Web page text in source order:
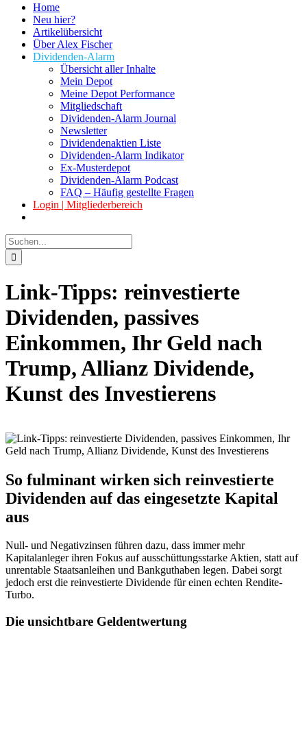
Home
Neu hier?
Artikelübersicht
Über Alex Fischer
Dividenden-Alarm
Übersicht aller Inhalte
Mein Depot
Meine Depot Performance
Mitgliedschaft
Dividenden-Alarm Journal
Newsletter
Dividendenaktien Liste
Dividenden-Alarm Indikator
Ex-Musterdepot
Dividenden-Alarm Podcast
FAQ – Häufig gestellte Fragen
Login | Mitgliederbereich
Suche
nach:
Link-Tipps: reinvestierte
Dividenden, passives
Einkommen, Ihr Geld nach
Trump, Allianz Dividende,
Kunst des Investierens
So fulminant wirken sich reinvestierte
Dividenden auf das eingesetzte Kapital
aus
Null- und Negativzinsen führen dazu, dass immer mehr
Kapitalanleger ihren Fokus auf ausschüttungsstarke Aktien, statt auf
unrentable Staatsanleihen und Bankguthaben legen. Dabei sorgt
jedoch erst die reinvestierte Dividende für einen echten Rendite-
Turbo.
Die unsichtbare Geldentwertung